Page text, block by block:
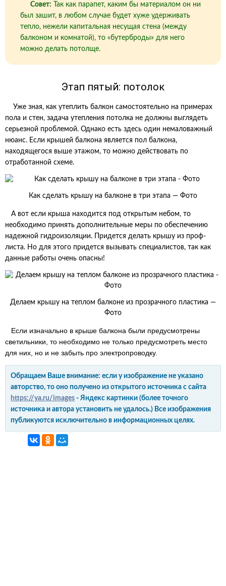
Совет: Так как парапет, каким бы материалом он ни
был зашит, в любом случае будет хуже удерживать
тепло, нежели капитальная несущая стена (между
балконом и комнатой), то «бутерброды» для него
можно делать потолще.
Этап пятый: потолок
Уже зная, как утеплить балкон самостоятельно на примерах
пола и стен, задача утепления потолка не должны выглядеть
серьезной проблемой. Однако есть здесь один немаловажный
нюанс. Если крышей балкона является пол балкона,
находящегося выше этажом, то можно действовать по
отработанной схеме.
Как сделать крышу на балконе в три этапа — Фото
А вот если крыша находится под открытым небом, то
необходимо принять дополнительные меры по обеспечению
надежной гидроизоляции. Придется делать крышу из проф-
листа. Но для этого придется вызывать специалистов, так как
данные работы очень опасны!
Делаем крышу на теплом балконе из прозрачного пластика —
Фото
Если изначально в крыше балкона были предусмотрены
светильники, то необходимо не только предусмотреть место
для них, но и не забыть про электропроводку.
Обращаем Ваше внимание: если у изображение не указано
авторство, то оно получено из открытого источника с сайта
https://ya.ru/images - Яндекс картинки (более точного
источника и автора установить не удалось.) Все изображения
публикуются исключительно в информационных целях.